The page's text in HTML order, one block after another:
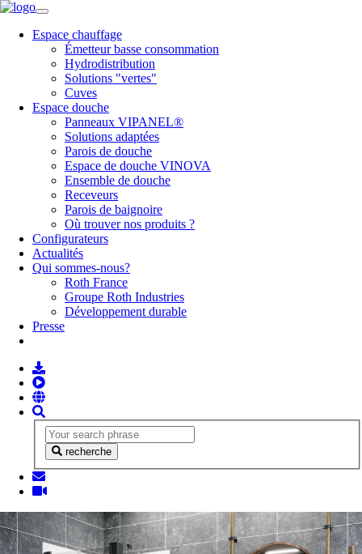
Espace chauffage
Émetteur basse consommation
Hydrodistribution
Solutions "vertes"
Cuves
Espace douche
Panneaux VIPANEL®
Solutions adaptées
Parois de douche
Espace de douche VINOVA
Ensemble de douche
Receveurs
Parois de baignoire
Où trouver nos produits ?
Configurateurs
Actualités
Qui sommes-nous?
Roth France
Groupe Roth Industries
Développement durable
Presse
recherche